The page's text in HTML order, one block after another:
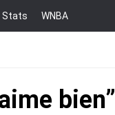
Stats WNBA
bien”